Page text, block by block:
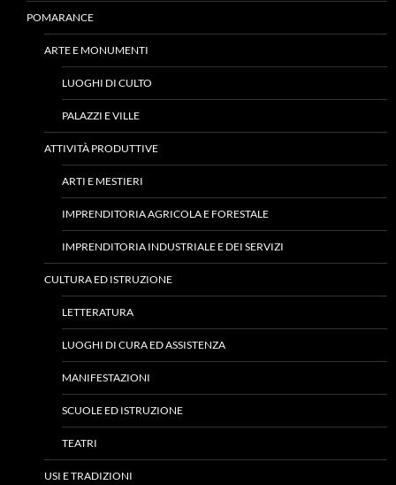
POMARANCE
ARTE E MONUMENTI
LUOGHI DI CULTO
PALAZZI E VILLE
ATTIVITÀ PRODUTTIVE
ARTI E MESTIERI
IMPRENDITORIA AGRICOLA E FORESTALE
IMPRENDITORIA INDUSTRIALE E DEI SERVIZI
CULTURA ED ISTRUZIONE
LETTERATURA
LUOGHI DI CURA ED ASSISTENZA
MANIFESTAZIONI
SCUOLE ED ISTRUZIONE
TEATRI
USI E TRADIZIONI